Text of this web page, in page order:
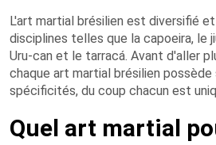
L'art martial brésilien est diversifié
disciplines telles que la capoeira, le
Uru-can et le tarracá. Avant d'aller
chaque art martial brésilien possède
spécificités, du coup chacun est
Quel art martial